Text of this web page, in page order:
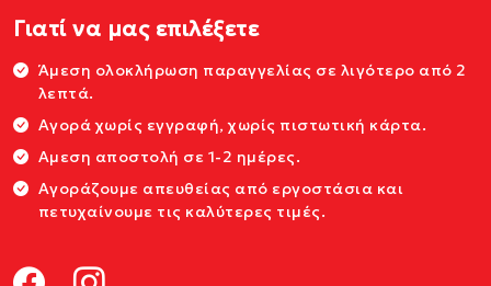
Γιατί να μας επιλέξετε
Άμεση ολοκλήρωση παραγγελίας σε λιγότερο από 2
λεπτά.
Αγορά χωρίς εγγραφή, χωρίς πιστωτική κάρτα.
Αμεση αποστολή σε 1-2 ημέρες.
Αγοράζουμε απευθείας από εργοστάσια και
πετυχαίνουμε τις καλύτερες τιμές.